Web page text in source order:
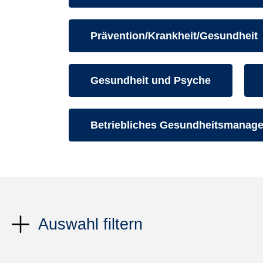
Kurse des folgenden
Prävention/Krankheit/Gesundheit
Kurse des folgenden
Gesundheit und Psyche
Kurse des folgenden
Betriebliches
Auswahl filtern